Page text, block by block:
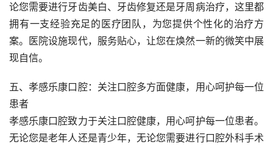
论您需要进行牙齿美白、牙齿修复还是牙周病治疗，这里都
拥有一支经验充足的医疗团队，为您提供个性化的治疗方
案。医院设施现代，服务贴心，让您在焕然一新的微笑中展
现自信。
五、孝感乐康口腔：关注口腔多方面健康，用心呵护每一位
患者
孝感乐康口腔致力于关注口腔健康，用心呵护每一位患者。
无论您是老年人还是青少年，无论您需要进行口腔外科手术